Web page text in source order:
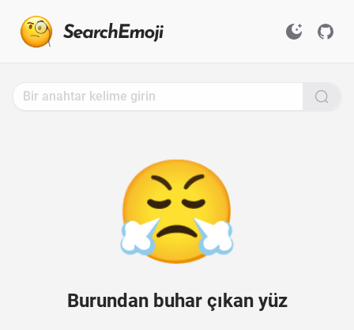
😤
Burundan buhar çıkan yüz